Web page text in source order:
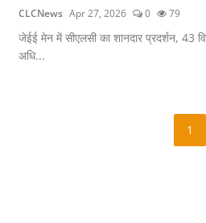
CLCNews Apr 27, 2026 0 79
जेईई मेन में सीएलसी का शानदार प्रदर्शन, 43
अधि...
1